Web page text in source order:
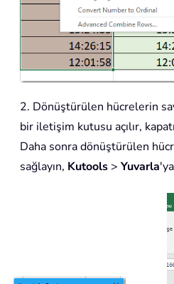
2. Dönüştürülen hücrelerin
bir iletişim kutusu açılır,
Daha sonra dönüştürülen
sağlayın, Kutools > Yuvarla